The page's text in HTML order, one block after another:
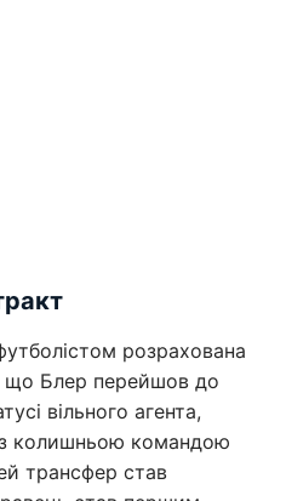
розрахована
що Блер перейшов до
вільного агента,
з колишньою командою
трансфер став